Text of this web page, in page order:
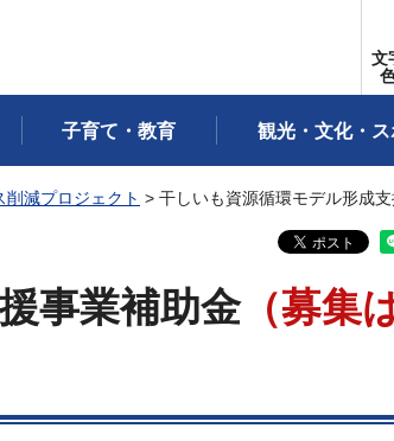
文
子育て・教育 観光・文化・
減プロジェクト > 干しいも資源循環モデル形成
事業補助金（募集